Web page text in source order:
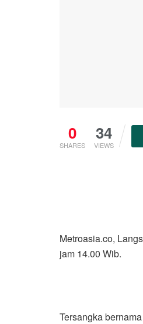
0
SHARES
34
VIEWS
Metroasia.co,
jam 14.00 Wib.
Tersangka